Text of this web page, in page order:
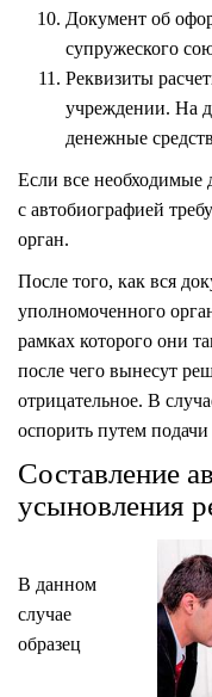
Документ об
супружеского
Реквизиты
учреждении. На
денежные
Если все необходимые
с автобиографией
орган.
После того, как вся
уполномоченного
рамках которого они
после чего вынесут
отрицательное. В
оспорить путем
Составление
усыновления
В данном
случае
образец